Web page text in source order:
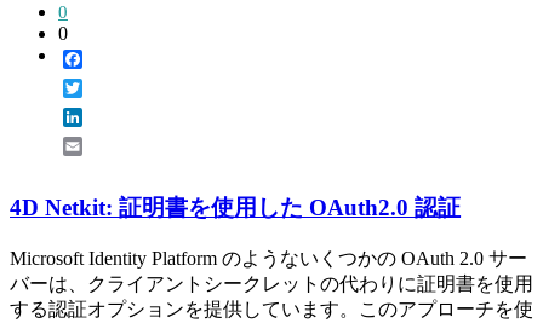
0
0
4D Netkit: 証明書を使用した OAuth2.0 認証
Microsoft Identity Platform のようないくつかの OAuth 2.0 サー
バーは、クライアントシークレットの代わりに証明書を使用
する認証オプションを提供しています。このアプローチを使